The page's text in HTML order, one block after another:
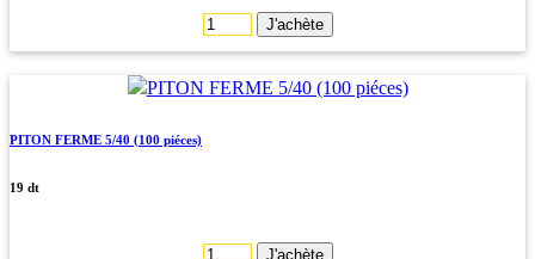
J'achète
PITON FERME 5/40 (100 piéces)
19 dt
J'achète